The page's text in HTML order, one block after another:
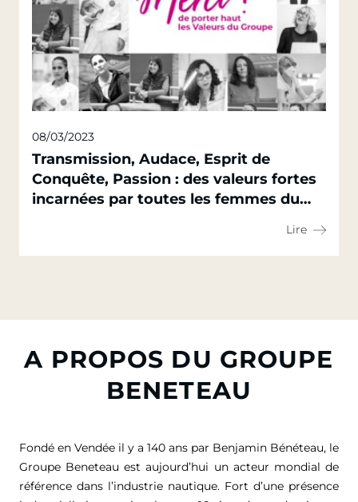
08/03/2023
Transmission, Audace, Esprit de
Conquête, Passion : des valeurs fortes
incarnées par toutes les femmes du
Lire
A PROPOS DU GROUPE
BENETEAU
Fondé en Vendée il y a 140 ans par Benjamin Bénéteau, le
Groupe Beneteau est aujourd’hui un acteur mondial de
référence dans l’industrie nautique. Fort d’une présence